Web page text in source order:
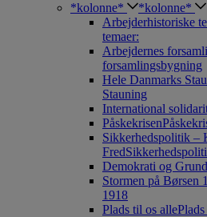
*kolonne*
*kolonne*
Arbejderhistoriske
temaer:
Arbejdernes
forsamlingsbygning
Hele Danmarks
Stauning
International
Påskekrisen
Sikkerhedspolitik –
Fred
Demokrati og
Stormen på Børsen
1918
Plads til os alle